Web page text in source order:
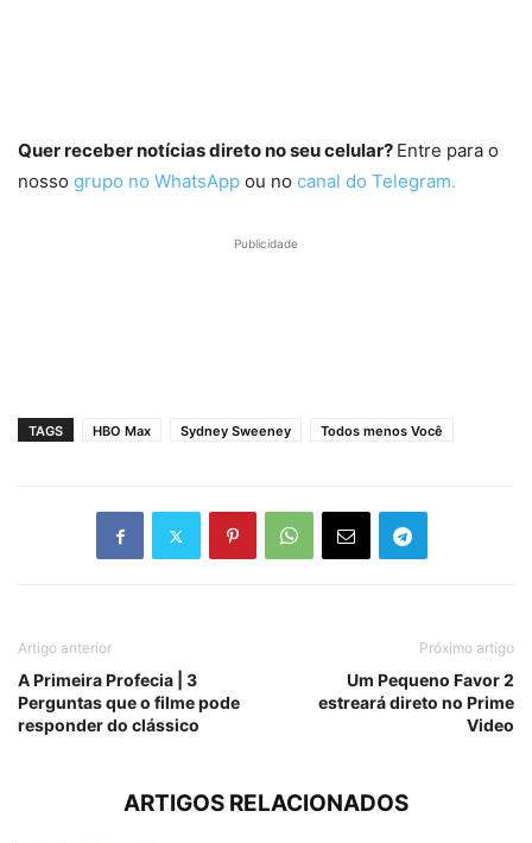
Quer receber notícias direto no seu celular? Entre para o
nosso grupo no WhatsApp ou no canal do Telegram.
Publicidade
TAGS HBO Max Sydney Sweeney Todos menos Você
Artigo anterior
A Primeira Profecia | 3
Perguntas que o filme pode
responder do clássico
Próximo artigo
Um Pequeno Favor 2
estreará direto no Prime
Video
ARTIGOS RELACIONADOS